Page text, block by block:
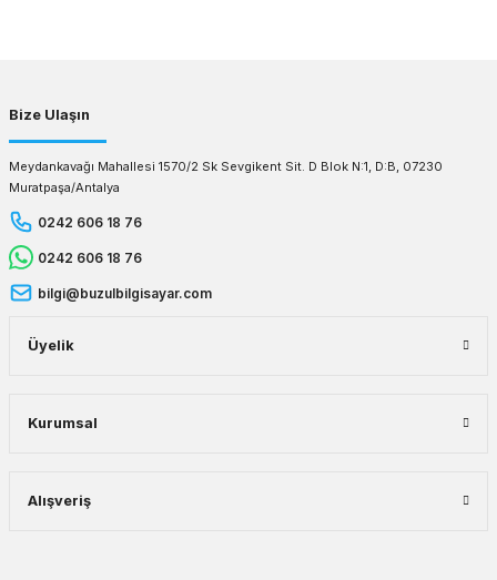
Bize Ulaşın
Meydankavağı Mahallesi 1570/2 Sk Sevgikent Sit. D Blok N:1, D:B, 07230
Muratpaşa/Antalya
0242 606 18 76
0242 606 18 76
bilgi@buzulbilgisayar.com
Üyelik
Kurumsal
Alışveriş